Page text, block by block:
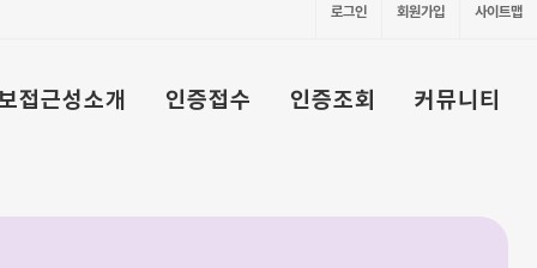
로그인 회원가입 사이트맵
접근성소개 인증접수 인증조회 커뮤니티